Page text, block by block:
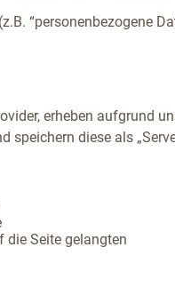
“personenbezogene
erheben aufgrund
speichern diese als
die Seite gelangten